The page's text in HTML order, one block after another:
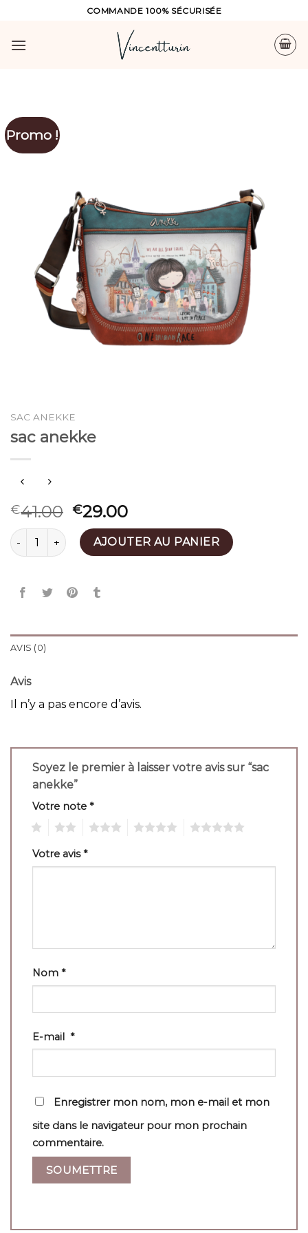
content
COMMANDE 100% SÉCURISÉE
Promo !
SAC ANEKKE
sac anekke
€41.00 €29.00
quantité de sac anekkeAJOUTER AU PANIER
AVIS (0)
Avis
Il n’y a pas encore d’avis.
Soyez le premier à laisser votre avis sur “sac
anekke”
Votre note *
Votre avis*
Nom *
E-mail *
Enregistrer mon nom, mon e-mail et mon
site dans le navigateur pour mon prochain
commentaire.